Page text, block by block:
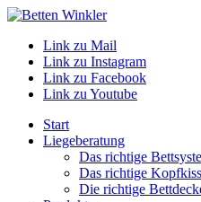
Link zu Mail
Link zu Instagram
Link zu Facebook
Link zu Youtube
Start
Liegeberatung
Das richtige
Das richtige
Die richtige